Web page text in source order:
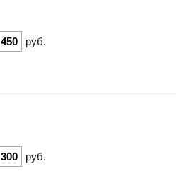
руб.
руб.